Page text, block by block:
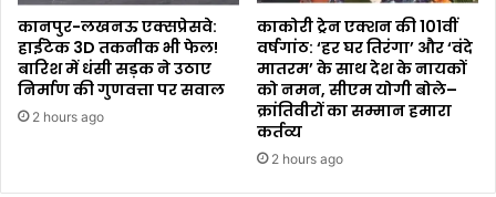
कानपुर-लखनऊ एक्सप्रेसवे:
हाईटेक 3D तकनीक भी फेल!
बारिश में धंसी सड़क ने उठाए
निर्माण की गुणवत्ता पर सवाल
2 hours ago
काकोरी ट्रेन एक्शन की 101वीं
वर्षगांठ: ‘हर घर तिरंगा’ और ‘वंदे
मातरम’ के साथ देश के नायकों
को नमन, सीएम योगी बोले–
क्रांतिवीरों का सम्मान हमारा
कर्तव्य ​
2 hours ago